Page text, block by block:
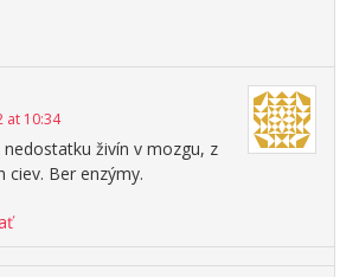
at 10:34
živín v mozgu, z
ciev. Ber enzýmy.